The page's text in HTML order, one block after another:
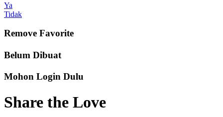
Ya
Tidak
Remove Favorite
Belum Dibuat
Mohon Login Dulu
Share the Love